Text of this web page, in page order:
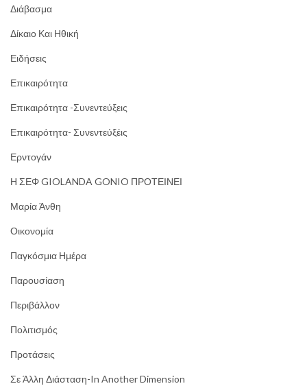
Διάβασμα
Δίκαιο Και Ηθική
Ειδήσεις
Επικαιρότητα
Επικαιρότητα -Συνεντεύξεις
Επικαιρότητα- Συνεντεύξέις
Ερντογάν
Η ΣΕΦ GIOLANDA GONIO ΠΡΟΤΕΙΝΕΙ
Μαρία Άνθη
Οικονομία
Παγκόσμια Ημέρα
Παρουσίαση
Περιβάλλον
Πολιτισμός
Προτάσεις
Σε Άλλη Διάσταση-In Another Dimension